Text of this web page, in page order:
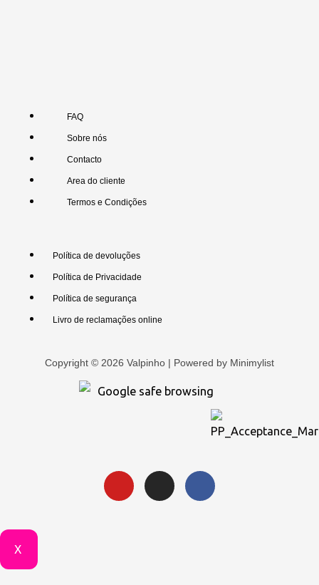
FAQ
Sobre nós
Contacto
Area do cliente
Termos e Condições
Política de devoluções
Política de Privacidade
Política de segurança
Livro de reclamações online
Copyright © 2026 Valpinho | Powered by Minimylist
X